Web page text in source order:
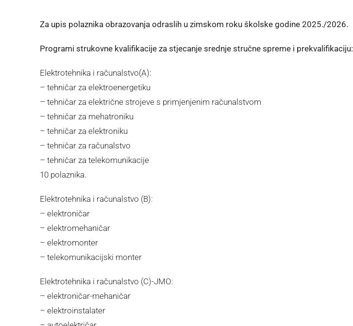
Za upis polaznika obrazovanja odraslih u zimskom roku školske godine 2025./2026.
Programi strukovne kvalifikacije za stjecanje srednje stručne spreme i prekvalifikaciju:
Elektrotehnika i računalstvo(A):
– tehničar za elektroenergetiku
– tehničar za električne strojeve s primjenjenim računalstvom
– tehničar za mehatroniku
– tehničar za elektroniku
– tehničar za računalstvo
– tehničar za telekomunikacije
10 polaznika.
Elektrotehnika i računalstvo (B):
– elektroničar
– elektromehaničar
– elektromonter
– telekomunikacijski monter
Elektrotehnika i računalstvo (C)-JMO:
– elektroničar-mehaničar
– elektroinstalater